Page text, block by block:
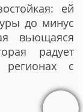
ей
до минус
вьющаяся
радует
с